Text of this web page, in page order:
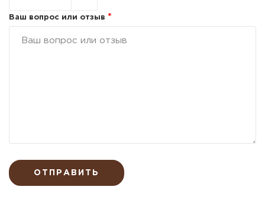
Ваш вопрос или отзыв *
ОТПРАВИТЬ